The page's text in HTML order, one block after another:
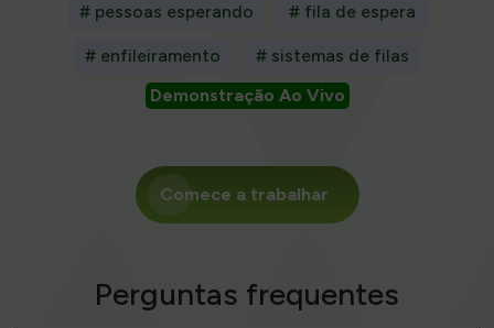
# pessoas esperando # fila de espera
# enfileiramento
# sistemas de filas
Demonstração Ao Vivo
Comece a trabalhar
Perguntas frequentes